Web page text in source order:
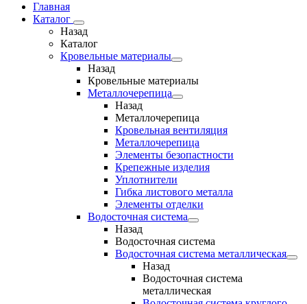
Главная
Каталог
Назад
Каталог
Кровельные материалы
Назад
Кровельные материалы
Металлочерепица
Назад
Металлочерепица
Кровельная вентиляция
Металлочерепица
Элементы безопастности
Крепежные изделия
Уплотнители
Гибка листового металла
Элементы отделки
Водосточная система
Назад
Водосточная система
Водосточная система металлическая
Назад
Водосточная система
металлическая